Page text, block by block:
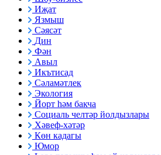
Иҗат
Язмыш
Сәясәт
Дин
Фән
Авыл
Икътисад
Сәламәтлек
Экология
Йорт һәм бакча
Социаль челтәр йолдызлары
Хәвеф-хәтәр
Көн кадагы
Юмор